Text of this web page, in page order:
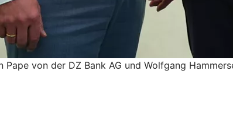
Pape von der DZ Bank AG und Wolfgang